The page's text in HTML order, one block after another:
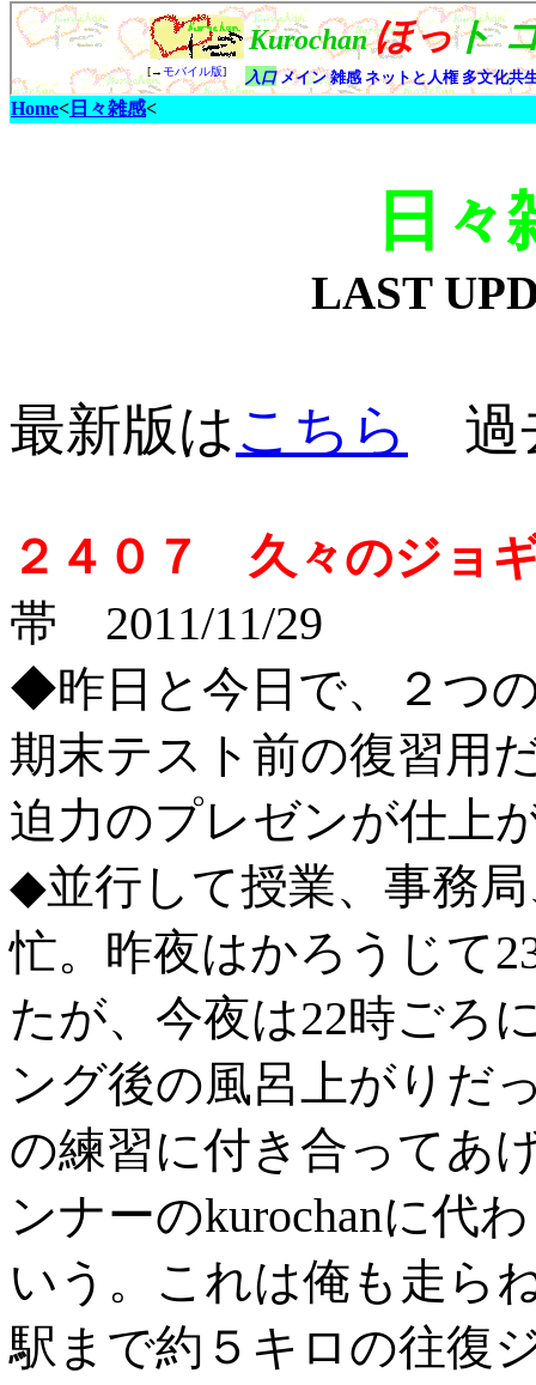
Home< 日々雑感<
日々
LAST
最新版はこちら 過
２４０７ 久々のジ
帯 2011/11/29
◆昨日と今日で、２つ
期末テスト前の復習用
迫力のプレゼンが仕上
◆並行して授業、事務
忙。昨夜はかろうじて
たが、今夜は22時ごろ
ング後の風呂上がりだ
の練習に付き合ってあ
ンナーのkurochanに代
いう。これは俺も走ら
駅まで約５キロの往復